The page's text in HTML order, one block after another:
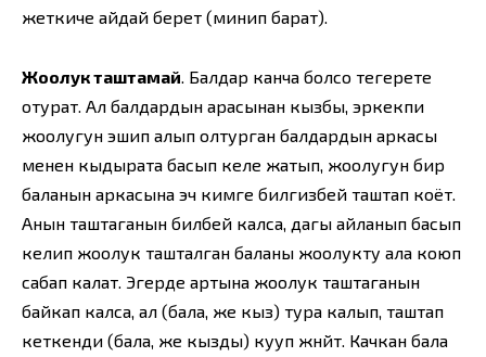
жеткиче айдай берет (минип барат).
Жоолук таштамай . Балдар канча болсо тегерете
отурат. Ал балдардын арасынан кызбы, эркекпи
жоолугун эшип алып олтурган балдардын аркасы
ме­нен кыдырата басып келе жатып, жоолугун бир
баланын аркасына эч кимге билгизбей таштап коёт.
Анын таштаганын билбей калса, дагы айланып басып
келип жоолук ташталган баланы жоолукту ала коюп
сабап калат. Эгерде артына жоолук таштаганын
байкап калса, ал (бала, же кыз) тура калып, таштап
кеткенди (бала, же кызды) кууп жөнөйт. Качкан бала